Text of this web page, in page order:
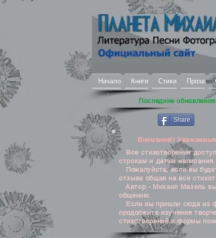
Начало Книги Стихи Проза
Последние
Share
Внимание!! Уважаемые
Все стихотворения
строкам и датам
Пожалуйста, если вы
отзыва общая на все
Автор - Михаил Мазель
общению.
Если вы пришли сюда из
продолжите изучение
стихотворений и формы